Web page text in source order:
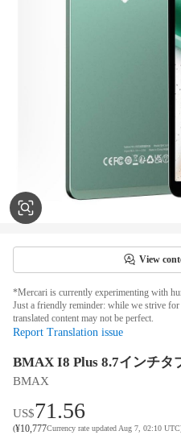
View
*Mercari is currently experimenting with
Just a friendly reminder: while we strive for
translated content may not be perfect.
Report Translation issue
BMAX I8 Plus 8.7インチタ
BMAX
US$71.56
(¥10,777Currency rate updated Aug 7, 02:10 UTC